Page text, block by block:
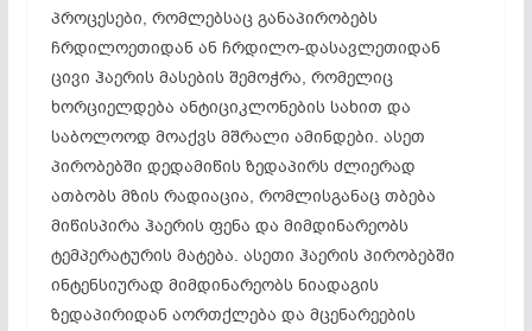
პროცესები, რომლებსაც განაპირობებს
ჩრდილოეთიდან ან ჩრდილო-დასავლეთიდან
ცივი ჰაერის მასების შემოჭრა, რომელიც
ხორციელდება ანტიციკლონების სახით და
საბოლოოდ მოაქვს მშრალი ამინდები. ასეთ
პირობებში დედამიწის ზედაპირს ძლიერად
ათბობს მზის რადიაცია, რომლისგანაც თბება
მიწისპირა ჰაერის ფენა და მიმდინარეობს
ტემპერატურის მატება. ასეთი ჰაერის პირობებში
ინტენსიურად მიმდინარეობს ნიადაგის
ზედაპირიდან აორთქლება და მცენარეების